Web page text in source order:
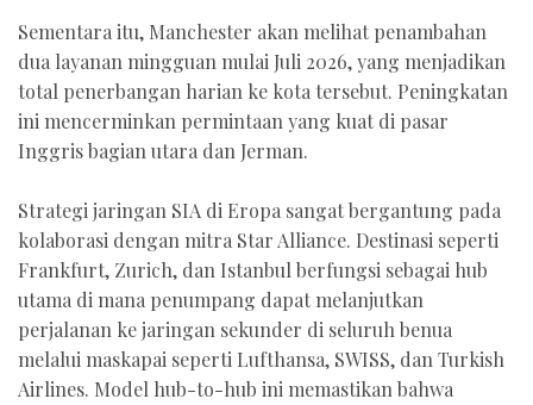
Sementara itu, Manchester akan melihat penambahan
dua layanan mingguan mulai Juli 2026, yang menjadikan
total penerbangan harian ke kota tersebut. Peningkatan
ini mencerminkan permintaan yang kuat di pasar
Inggris bagian utara dan Jerman.
Strategi jaringan SIA di Eropa sangat bergantung pada
kolaborasi dengan mitra Star Alliance. Destinasi seperti
Frankfurt, Zurich, dan Istanbul berfungsi sebagai hub
utama di mana penumpang dapat melanjutkan
perjalanan ke jaringan sekunder di seluruh benua
melalui maskapai seperti Lufthansa, SWISS, dan Turkish
Airlines. Model hub-to-hub ini memastikan bahwa